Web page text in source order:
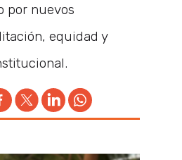
por nuevos
equidad y